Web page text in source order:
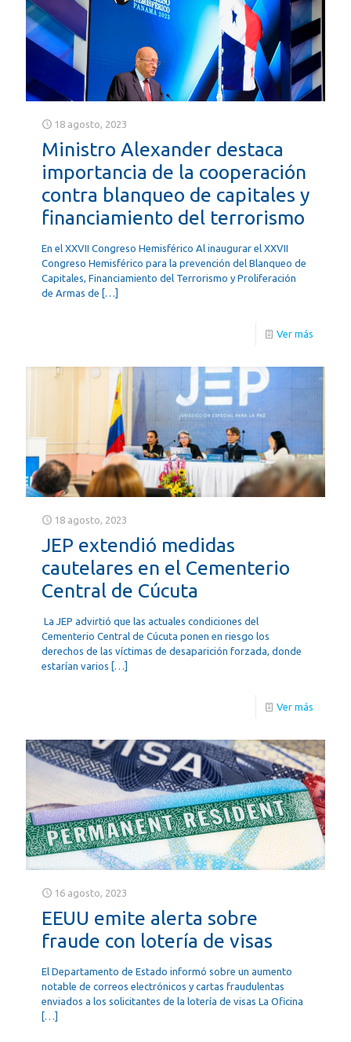
18 agosto, 2023
Ministro Alexander destaca
importancia de la cooperación
contra blanqueo de capitales y
financiamiento del terrorismo
En el XXVII Congreso Hemisférico Al inaugurar el XXVII
Congreso Hemisférico para la prevención del Blanqueo de
Capitales, Financiamiento del Terrorismo y Proliferación
de Armas de […]
Ver más
18 agosto, 2023
JEP extendió medidas
cautelares en el Cementerio
Central de Cúcuta
La JEP advirtió que las actuales condiciones del
Cementerio Central de Cúcuta ponen en riesgo los
derechos de las víctimas de desaparición forzada, donde
estarían varios […]
Ver más
16 agosto, 2023
EEUU emite alerta sobre
fraude con lotería de visas
El Departamento de Estado informó sobre un aumento
notable de correos electrónicos y cartas fraudulentas
enviados a los solicitantes de la lotería de visas La Oficina
[…]